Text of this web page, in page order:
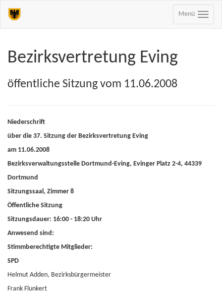
Menü
Bezirksvertretung Eving
öffentliche Sitzung vom 11.06.2008
Niederschrift
über die 37. Sitzung der Bezirksvertretung Eving
am 11.06.2008
Bezirksverwaltungsstelle Dortmund-Eving, Evinger Platz 2-4, 44339
Dortmund
Sitzungssaal, Zimmer 8
Öffentliche Sitzung
Sitzungsdauer: 16:00 - 18:20 Uhr
Anwesend sind:
Stimmberechtigte Mitglieder:
SPD
Helmut Adden, Bezirksbürgermeister
Frank Flunkert